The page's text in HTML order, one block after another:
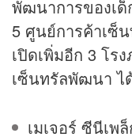
พัฒนาการของเด็
5 ศูนย์การค้าเซ็
เปิดเพิ่มอีก 3 โร
เซ็นทรัลพัฒนา ไ
เมเจอร์ ซีนีเพ